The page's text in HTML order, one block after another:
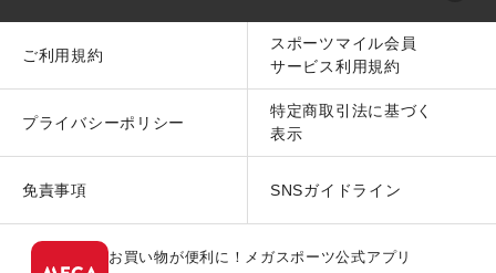
ご利用規約
スポーツマイル会員
サービス利用規約
プライバシーポリシー
特定商取引法に基づく
表示
免責事項 SNSガイドライン
お買い物が便利に！メガスポーツ公式アプリ